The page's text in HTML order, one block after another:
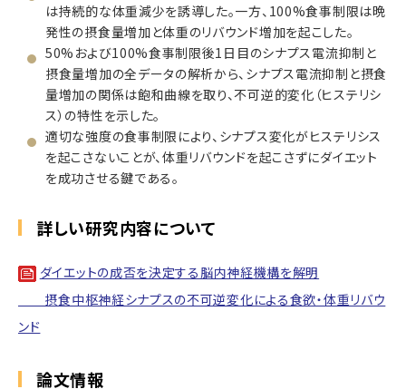
は持続的な体重減少を誘導した。一方、100%食事制限は晩
発性の摂食量増加と体重のリバウンド増加を起こした。
50%および100%食事制限後1日目のシナプス電流抑制と
摂食量増加の全データの解析から、シナプス電流抑制と摂食
量増加の関係は飽和曲線を取り、不可逆的変化（ヒステリシ
ス）の特性を示した。
適切な強度の食事制限により、シナプス変化がヒステリシス
を起こさないことが、体重リバウンドを起こさずにダイエット
を成功させる鍵である。
詳しい研究内容について
ダイエットの成否を決定する脳内神経機構を解明
摂食中枢神経シナプスの不可逆変化による食欲・体重リバウ
ンド
論文情報